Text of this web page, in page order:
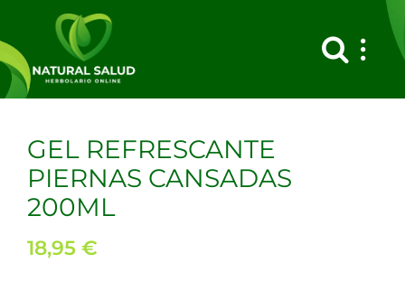
contenido
GEL REFRESCANTE
PIERNAS CANSADAS
200ML
18,95 €